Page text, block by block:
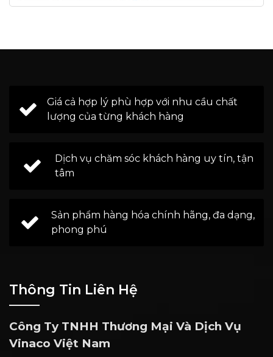
Giá cả hợp lý phù hợp với nhu cầu chất
lượng của từng khách hàng
Dịch vụ chăm sóc khách hàng uy tín, tận
tâm
Sản phẩm hàng hóa chính hãng, đa dạng,
phong phú
Thông Tin Liên Hệ
Công Ty TNHH Thương Mại Và Dịch Vụ
Vinaco Việt Nam